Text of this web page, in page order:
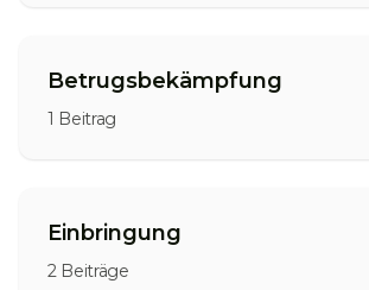
Betrugsbekämpfung
1 Beitrag
Einbringung
2 Beiträge